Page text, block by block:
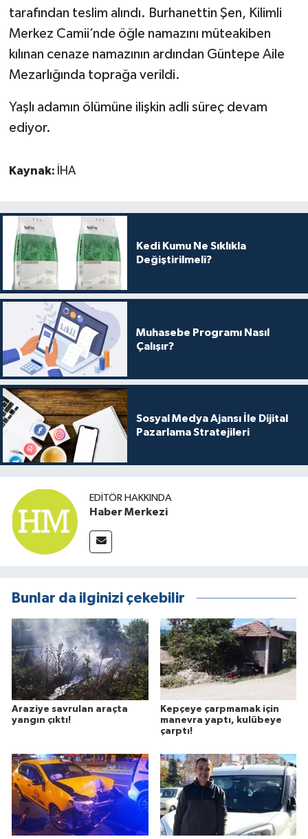
tarafından teslim alındı. Burhanettin Şen, Kilimli
Merkez Camii’nde öğle namazını müteakiben
kılınan cenaze namazının ardından Güntepe Aile
Mezarlığında toprağa verildi.
Yaşlı adamın ölümüne ilişkin adli süreç devam
ediyor.
Kaynak: İHA
Kedi Kumu Ne Sıklıkla
Değiştirilmeli?
Muhasebe Programı Nasıl
Çalışır?
Sosyal Medya Ajansı İle Dijital
Pazarlama Stratejileri
EDITÖR HAKKINDA
Haber Merkezi
Bunlar da ilginizi çekebilir
Araziye savrulan araçta
yangın çıktı!
Kepçeye çarpmamak için
manevra yaptı, kulübeye
çarptı!